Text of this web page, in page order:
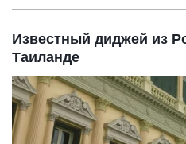
Известный диджей из
Таиланде